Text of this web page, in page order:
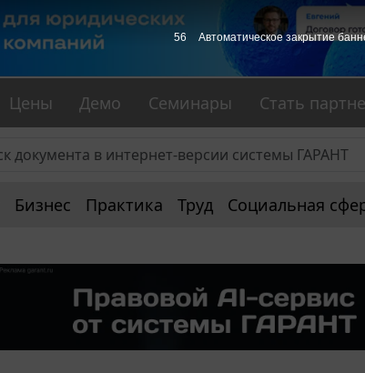
Цены Демо Семинары Стать
Бизнес Практика Труд Социальная
55 Автоматическое закрытие